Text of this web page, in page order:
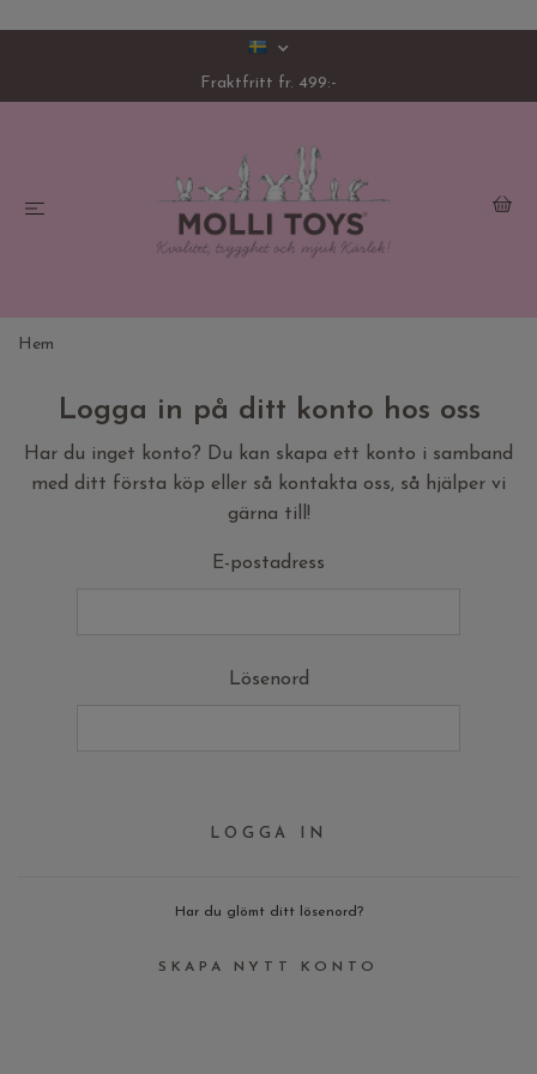
Fraktfritt fr. 499:-
Hem
Logga in på ditt konto hos oss
Har du inget konto? Du kan skapa ett konto i samband
med ditt första köp eller så kontakta oss, så hjälper vi
gärna till!
E-postadress
Lösenord
Har du glömt ditt lösenord?
SKAPA NYTT KONTO